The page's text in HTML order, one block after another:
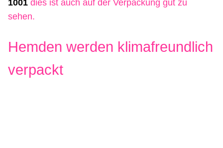
1001 dies ist auch auf der Verpackung gut zu
sehen.
Hemden werden klimafreundlich
verpackt